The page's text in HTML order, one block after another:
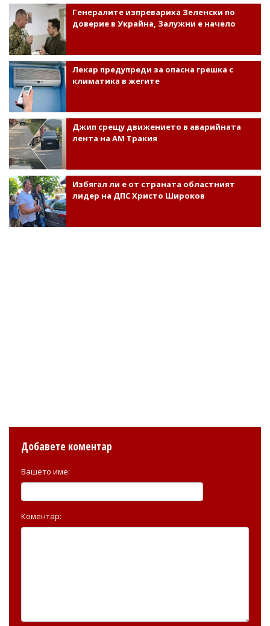
Генералите изпревариха Зеленски по
доверие в Украйна, Залужни е начело
Лекар предупреди за опасна грешка с
климатика в жегите
Джип срещу движението в аварийната
лента на АМ Тракия
Избягал ли е от страната областният
лидер на ДПС Христо Широков
Добавете коментар
Вашето име:
Коментар: